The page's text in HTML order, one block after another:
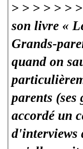
> > > > > > >
son livre «
Grands-
quand on
parents (ses
accordé un
d'interviews